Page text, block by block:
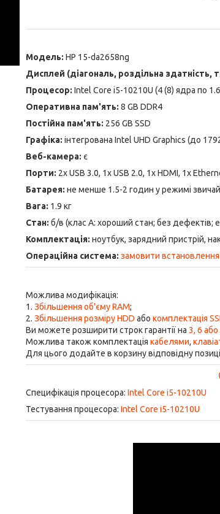
Модель: HP 15-da2658ng
Дисплей (діагональ, роздільна здатність,
Процесор: Intel Core i5-10210U (4 (8) ядра по
Оперативна пам'ять: 8 GB DDR4
Постійна пам'ять: 256 GB SSD
Графіка: інтегрована Intel UHD Graphics (до
Веб-камера: є
Порти: 2x USB 3.0, 1x USB 2.0, 1x HDMI, 1x
Батарея: не менше 1.5-2 годин у режимі
Вага: 1.9 кг
Стан: б/в (клас А: хороший стан; без дефектів;
Комплектація: ноутбук, зарядний пристрій,
Операційна система: замовити встановлення
Можлива модифікація:
1. Збільшення об'єму RAM;
2. Збільшення розміру HDD або комплектація
Ви можете розширити строк гарантії на 3, 6 або
Можлива також комплектація кабелями,
Для цього додайте в корзину відповідну
Специфікація процесора: Intel Core i5-10210U
Тестування процесора: Intel Core i5-10210U